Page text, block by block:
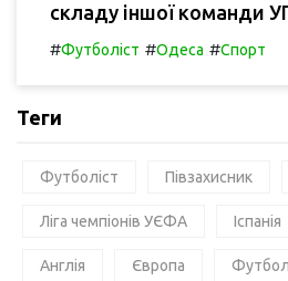
складу іншої команди
#Футболіст #Одеса #Спорт
Теги
Футболіст Півзахисник
Ліга чемпіонів УЄФА Іспанія
Англія Європа Футбол